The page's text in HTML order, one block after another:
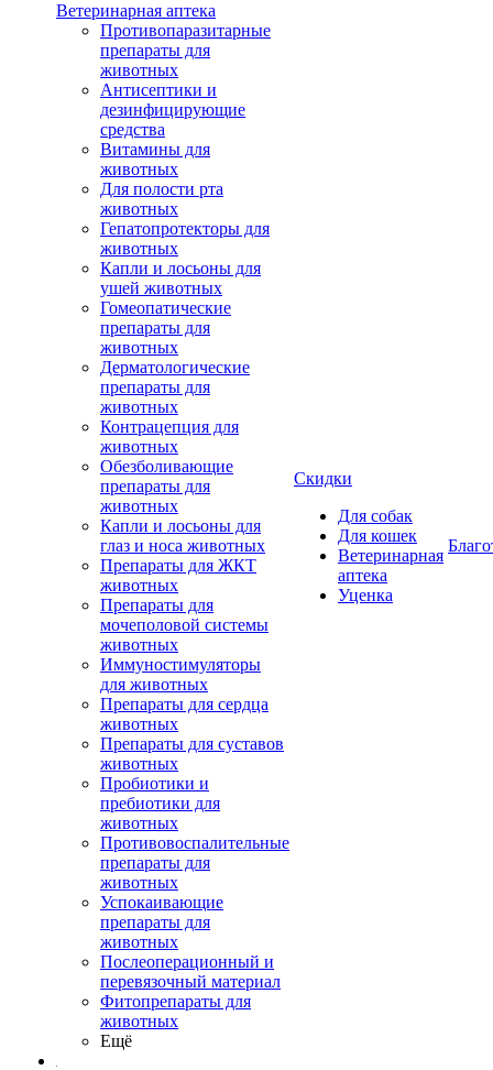
Ветеринарная аптека
Противопаразитарные
препараты для
животных
Антисептики и
дезинфицирующие
средства
Витамины для
животных
Для полости рта
животных
Гепатопротекторы для
животных
Капли и лосьоны для
ушей животных
Гомеопатические
препараты для
животных
Дерматологические
препараты для
животных
Контрацепция для
животных
Обезболивающие
препараты для
животных
Капли и лосьоны для
глаз и носа животных
Препараты для ЖКТ
животных
Препараты для
мочеполовой системы
животных
Иммуностимуляторы
для животных
Препараты для сердца
животных
Препараты для суставов
животных
Пробиотики и
пребиотики для
животных
Противовоспалительные
препараты для
животных
Успокаивающие
препараты для
животных
Послеоперационный и
перевязочный материал
Фитопрепараты для
животных
Ещё
Скидки
Для собак
Для кошек
Ветеринарная
аптека
Уценка